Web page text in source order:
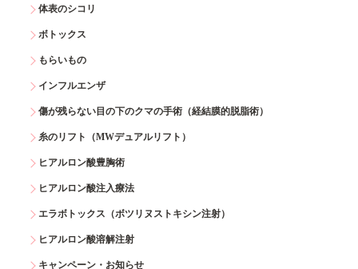
体表のシコリ
ボトックス
もらいもの
インフルエンザ
傷が残らない目の下のクマの手術（経結膜的脱脂術）
糸のリフト（MWデュアルリフト）
ヒアルロン酸豊胸術
ヒアルロン酸注入療法
エラボトックス（ボツリヌストキシン注射）
ヒアルロン酸溶解注射
キャンペーン・お知らせ